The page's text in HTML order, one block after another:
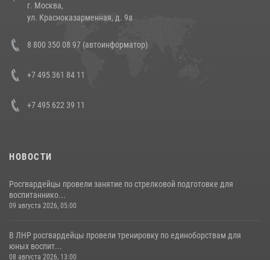
14 июля 2026, 12:20
Состоялась рабочая встреча директора Росгвардии Героя России
генерала армии Виктора Золотова с заместителем полномочного
представителя Президента Российской Федерации в Северо-
Кавказском федеральном округе Виталием Кузнецовым
г. Москва,
ул. Красноказарменная, д. 9а
8 800 350 08 97 (автоинформатор)
+7 495 361 84 11
+7 495 622 39 11
НОВОСТИ
Росгвардейцы провели занятие по стрелковой подготовке для
воспитаннико...
09 августа 2026, 05:00
В ЛНР росгвардейцы провели тренировку по единоборствам для
юных воспит...
08 августа 2026, 13:00